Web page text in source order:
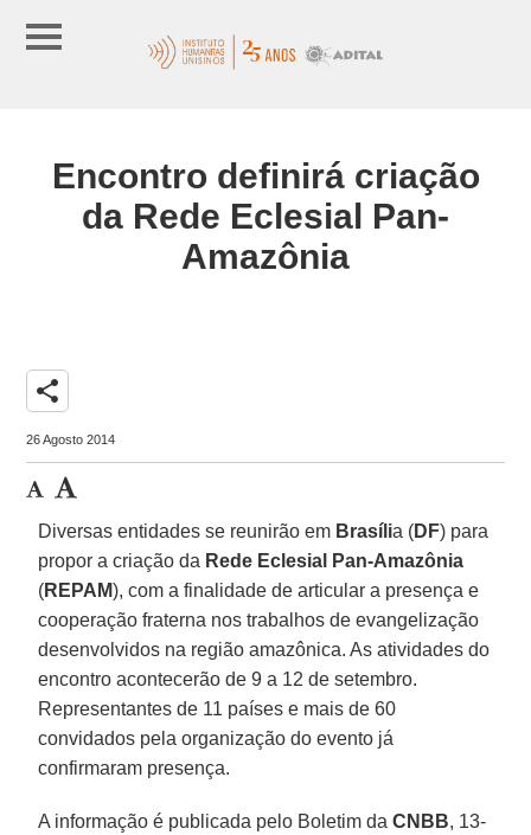
Encontro definirá criação
da Rede Eclesial Pan-
Amazônia
share
26 Agosto 2014
Diversas entidades se reunirão em Brasília (DF) para
propor a criação da Rede Eclesial Pan-Amazônia
(REPAM), com a finalidade de articular a presença e
cooperação fraterna nos trabalhos de evangelização
desenvolvidos na região amazônica. As atividades do
encontro acontecerão de 9 a 12 de setembro.
Representantes de 11 países e mais de 60
convidados pela organização do evento já
confirmaram presença.
A informação é publicada pelo Boletim daCNBB, 13-